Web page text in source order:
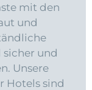
mit den
und
und
Unsere
Hotels sind